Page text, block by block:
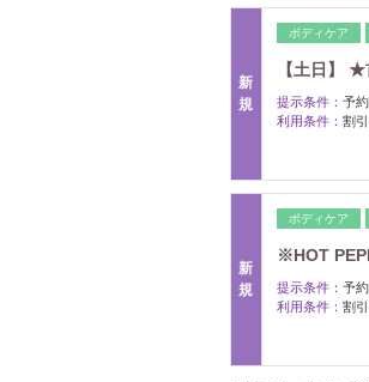
新
規
ボディケア
【土日】
提示条件： 予
利用条件： 割
新
規
ボディケア
※HOT
提示条件： 予
利用条件： 割